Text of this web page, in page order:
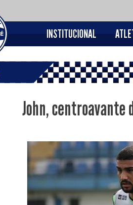
INSTITUCIONAL
John, centroavante